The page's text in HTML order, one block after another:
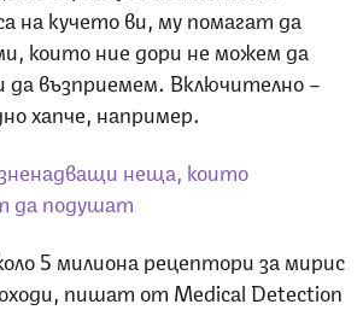
на кучето ви, му помагат да
които ние дори не можем да
да възприемем. Включително –
хапче, например.
неща, които
да подушат
5 милиона рецептори за мирис
пишат от Medical Detection